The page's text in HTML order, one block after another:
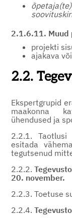
2.1.6.11. Muud
projekti
ajakava
2.2.
Ekspertgrupid
maakonna
ühendused ja
2.2.1. Taotlusi
esitada
tegutsenud
2.2.2.
20. november.
2.2.3. Toetuse
2.2.4.